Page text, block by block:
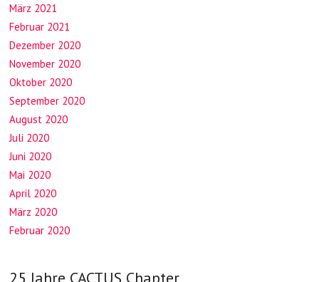
März 2021
Februar 2021
Dezember 2020
November 2020
Oktober 2020
September 2020
August 2020
Juli 2020
Juni 2020
Mai 2020
April 2020
März 2020
Februar 2020
25 Jahre CACTUS Chapter